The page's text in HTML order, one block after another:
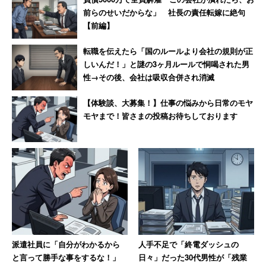
前らのせいだからな」 社長の責任転嫁に絶句
【前編】
転職を伝えたら「国のルールより会社の規則が正
しいんだ！」と謎の3ヶ月ルールで恫喝された男
性→その後、会社は吸収合併され消滅
【体験談、大募集！】仕事の悩みから日常のモヤ
モヤまで！皆さまの投稿お待ちしております
派遣社員に「自分がわかるから
と言って勝手な事をするな！」
人手不足で「終電ダッシュの
日々」だった30代男性が「残業